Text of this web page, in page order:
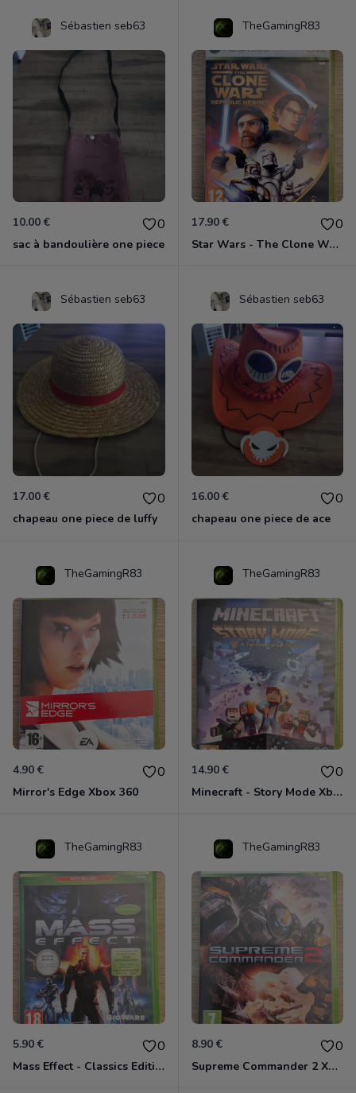
Sébastien seb63
10.00 € 0
sac à bandoulière one piece
TheGamingR83
17.90 € 0
Star Wars - The Clone Wars - Les Héros De La République Xbox 360
Sébastien seb63
17.00 € 0
chapeau one piece de luffy
Sébastien seb63
16.00 € 0
chapeau one piece de ace
TheGamingR83
4.90 € 0
Mirror's Edge Xbox 360
TheGamingR83
14.90 € 0
Minecraft - Story Mode Xbox 360
TheGamingR83
5.90 € 0
Mass Effect - Classics Edition Xbox 360
TheGamingR83
8.90 € 0
Supreme Commander 2 Xbox 360